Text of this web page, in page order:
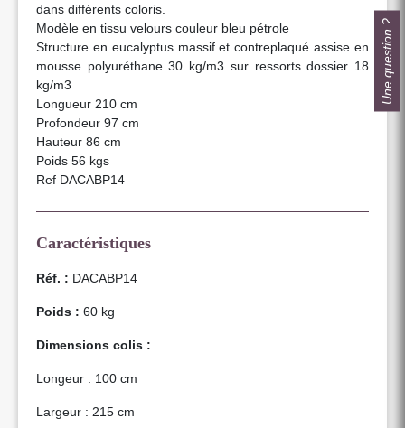
dans différents coloris.
Modèle en tissu velours couleur bleu pétrole
Structure en eucalyptus massif et contreplaqué assise en
mousse polyuréthane 30 kg/m3 sur ressorts dossier 18
kg/m3
Longueur 210 cm
Profondeur 97 cm
Hauteur 86 cm
Poids 56 kgs
Ref DACABP14
Caractéristiques
Réf. : DACABP14
Poids : 60 kg
Dimensions colis :
Longeur : 100 cm
Largeur : 215 cm
Une question ?